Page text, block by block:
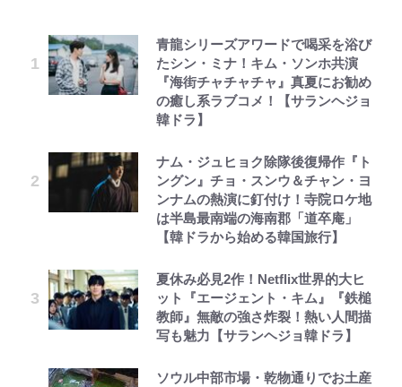
青龍シリーズアワードで喝采を浴び
たシン・ミナ！キム・ソンホ共演
『海街チャチャチャ』真夏にお勧め
の癒し系ラブコメ！【サランヘジョ
韓ドラ】
ナム・ジュヒョク除隊後復帰作『ト
ングン』チョ・スンウ＆チャン・ヨ
ンナムの熱演に釘付け！寺院ロケ地
は半島最南端の海南郡「道卒庵」
【韓ドラから始める韓国旅行】
夏休み必見2作！Netflix世界的大ヒ
ット『エージェント・キム』『鉄槌
教師』無敵の強さ炸裂！熱い人間描
写も魅力【サランヘジョ韓ドラ】
ソウル中部市場・乾物通りでお土産